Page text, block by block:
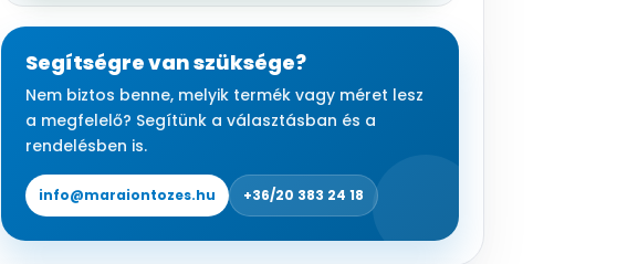
Segítségre van szüksége?
Nem biztos benne, melyik termék vagy méret lesz
a megfelelő? Segítünk a választásban és a
rendelésben is.
info@maraiontozes.hu +36/20 383 24 18